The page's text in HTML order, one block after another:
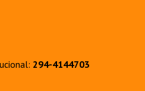
294-4144703